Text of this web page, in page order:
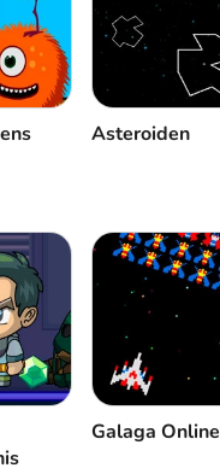
Asteroiden
Galaga Online